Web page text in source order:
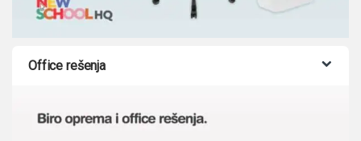
Office rešenja